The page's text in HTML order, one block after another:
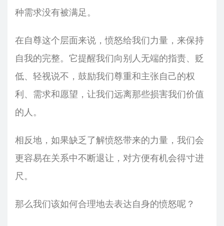
种需求没有被满足。
在自尊这个层面来说，愤怒给我们力量，来保持
自我的完整。它提醒我们向别人无端的指责、贬
低、轻视说不，鼓励我们尊重和主张自己的权
利、需求和愿望，让我们远离那些损害我们价值
的人。
相反地，如果缺乏了解愤怒带来的力量，我们会
更容易在关系中不断退让，对方便有机会得寸进
尺。
那么我们该如何合理地去表达自身的愤怒呢？